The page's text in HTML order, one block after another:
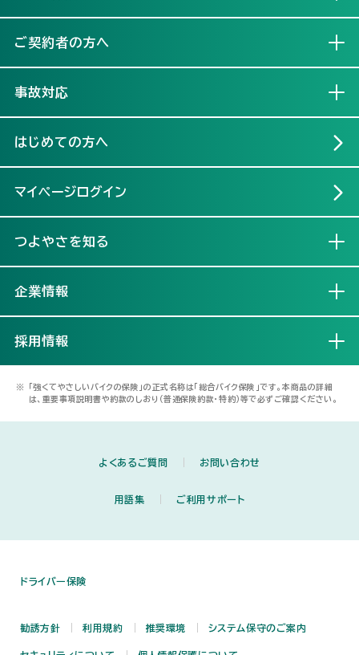
ご契約者の方へ
事故対応
はじめての方へ
マイページログイン
つよやさを知る
企業情報
採用情報
※
「強くてやさしいバイクの保険」の正式名称は「総合バイク保険」です。本商品の詳細
は、重要事項説明書や約款のしおり（普通保険約款・特約）等で必ずご確認ください。
よくあるご質問 お問い合わせ
用語集 ご利用サポート
ドライバー保険
勧誘方針 利用規約 推奨環境 システム保守のご案内